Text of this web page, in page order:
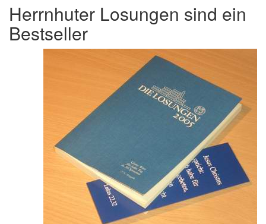
Herrnhuter Losungen sind ein
Bestseller